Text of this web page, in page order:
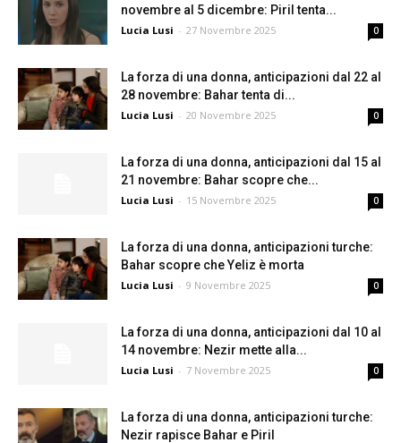
novembre al 5 dicembre: Piril tenta...
Lucia Lusi - 27 Novembre 2025 0
La forza di una donna, anticipazioni dal 22 al
28 novembre: Bahar tenta di...
Lucia Lusi - 20 Novembre 2025 0
La forza di una donna, anticipazioni dal 15 al
21 novembre: Bahar scopre che...
Lucia Lusi - 15 Novembre 2025 0
La forza di una donna, anticipazioni turche:
Bahar scopre che Yeliz è morta
Lucia Lusi - 9 Novembre 2025 0
La forza di una donna, anticipazioni dal 10 al
14 novembre: Nezir mette alla...
Lucia Lusi - 7 Novembre 2025 0
La forza di una donna, anticipazioni turche:
Nezir rapisce Bahar e Piril